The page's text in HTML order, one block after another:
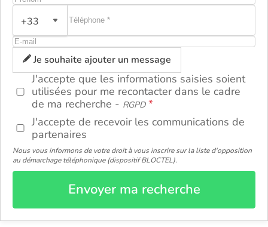
+33
Je souhaite ajouter un message
J'accepte que les informations saisies soient
utilisées pour me recontacter dans le cadre
de ma recherche - RGPD
J'accepte de recevoir les communications de
partenaires
Nous vous informons de votre droit à vous inscrire sur la liste d'opposition
au démarchage téléphonique (dispositif BLOCTEL).
Envoyer ma recherche
ou